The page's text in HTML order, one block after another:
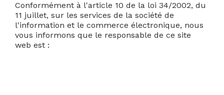
Conformément à l'article 10 de la loi 34/2002, du
11 juillet, sur les services de la société de
l'information et le commerce électronique, nous
vous informons que le responsable de ce site
web est :